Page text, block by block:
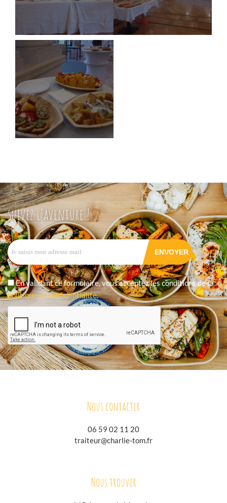
suivez l'aventure !
En validant ce formulaire, vous acceptez les conditions de la
politique de confidentialité.
Nous contacter
06 59 02 11 20
traiteur@charlie-tom.fr
Nous trouver